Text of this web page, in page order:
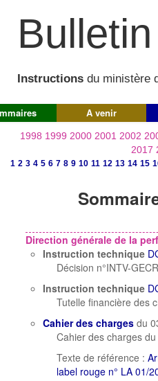
Instructions du ministère
A venir
1998 1999 2000 2001 2002
2017
1 2 3 4 5 6 7 8 9 10 11 12 13 14 15
Direction générale de la
Instruction technique
Décision n°INTV-
Instruction technique
Tutelle financière des
Cahier des charges du
Cahier des charges
Texte de référence :
label rouge n° LA 01/